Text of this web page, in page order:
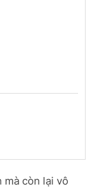
mà còn lại vô